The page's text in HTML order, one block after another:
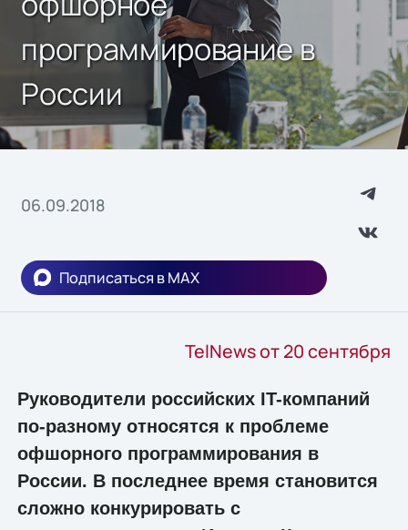
программирование в
России
06.09.2018
Подписаться в MAX
TelNews от 20 сентября
Руководители российских IT-компаний
по-разному относятся к проблеме
офшорного программирования в
России. В последнее время становится
сложно конкурировать с